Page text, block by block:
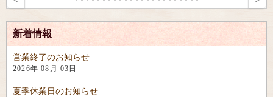
新着情報
営業終了のお知らせ
2026年 08月 03日
夏季休業日のお知らせ